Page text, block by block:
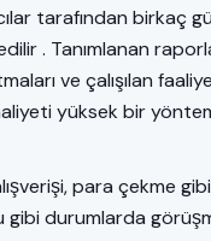
tarafından birkaç
. Tanımlanan
ve çalışılan
yüksek bir
para çekme
gibi durumlarda